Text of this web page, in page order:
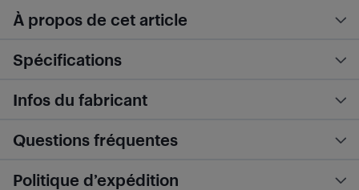
À propos de cet article
Spécifications
Infos du fabricant
Questions fréquentes
Politique d’expédition